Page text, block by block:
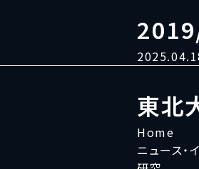
東北
Home
ニュース・